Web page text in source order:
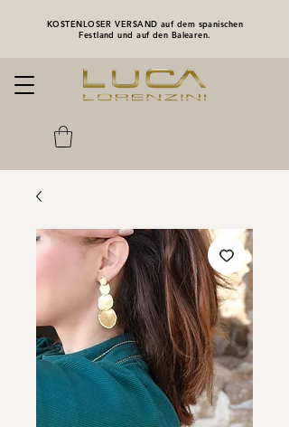
KOSTENLOSER VERSAND auf dem spanischen
Festland und auf den Balearen.